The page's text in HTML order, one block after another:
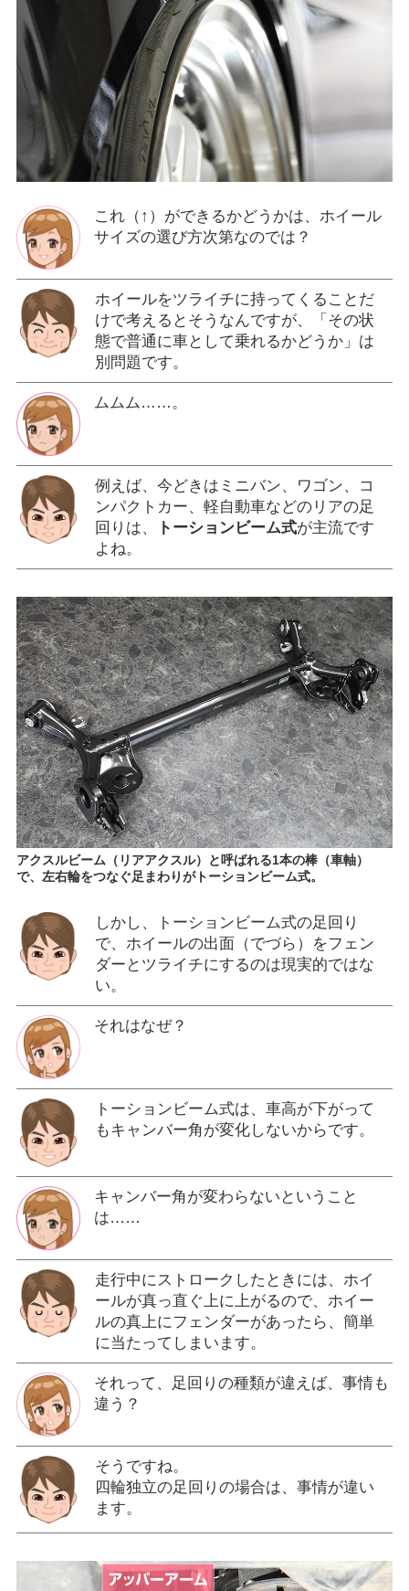
これ（↑）ができるかどうかは、ホイール
サイズの選び方次第なのでは？
ホイールをツライチに持ってくることだ
けで考えるとそうなんですが、「その状
態で普通に車として乗れるかどうか」は
別問題です。
ムムム……。
例えば、今どきはミニバン、ワゴン、コ
ンパクトカー、軽自動車などのリアの足
回りは、
トーションビーム式が主流です
よね。
アクスルビーム（リアアクスル）と呼ばれる1本の棒（車軸）
で、左右輪をつなぐ足まわりがトーションビーム式。
しかし、トーションビーム式の足回り
で、ホイールの出面（でづら）をフェン
ダーとツライチにするのは現実的ではな
い。
それはなぜ？
トーションビーム式は、車高が下がって
もキャンバー角が変化しないからです。
キャンバー角が変わらないということ
は……
走行中にストロークしたときには、ホイ
ールが真っ直ぐ上に上がるので、ホイー
ルの真上にフェンダーがあったら、簡単
に当たってしまいます。
それって、足回りの種類が違えば、事情も
違う？
そうですね。
四輪独立の足回りの場合は、事情が違い
ます。